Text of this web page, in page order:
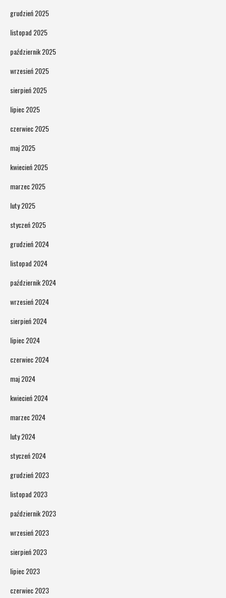
grudzień 2025
listopad 2025
październik 2025
wrzesień 2025
sierpień 2025
lipiec 2025
czerwiec 2025
maj 2025
kwiecień 2025
marzec 2025
luty 2025
styczeń 2025
grudzień 2024
listopad 2024
październik 2024
wrzesień 2024
sierpień 2024
lipiec 2024
czerwiec 2024
maj 2024
kwiecień 2024
marzec 2024
luty 2024
styczeń 2024
grudzień 2023
listopad 2023
październik 2023
wrzesień 2023
sierpień 2023
lipiec 2023
czerwiec 2023